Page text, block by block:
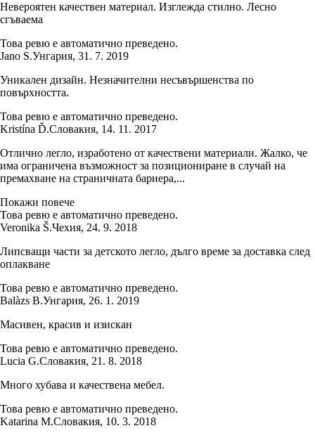
Невероятен качествен материал. Изглежда стилно. Лесно
сгъваема
Това ревю е автоматично преведено.
Jano S.Унгария, 31. 7. 2019
Уникален дизайн. Незначителни несъвършенства по
повърхността.
Това ревю е автоматично преведено.
Kristína Ď.Словакия, 14. 11. 2017
Отлично легло, изработено от качествени материали. Жалко, че
има ограничена възможност за позициониране в случай на
премахване на страничната бариера,...
Покажи повече
Това ревю е автоматично преведено.
Veronika Š.Чехия, 24. 9. 2018
Липсващи части за детското легло, дълго време за доставка след
оплакване
Това ревю е автоматично преведено.
Balàzs B.Унгария, 26. 1. 2019
Масивен, красив и изискан
Това ревю е автоматично преведено.
Lucia G.Словакия, 21. 8. 2018
Много хубава и качествена мебел.
Това ревю е автоматично преведено.
Katarina M.Словакия, 10. 3. 2018